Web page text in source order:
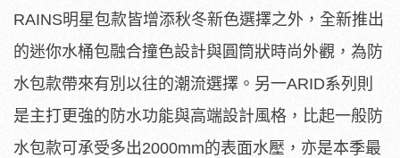
RAINS明星包款皆增添秋冬新色選擇之外，全新推出
的迷你水桶包融合撞色設計與圓筒狀時尚外觀，為防
水包款帶來有別以往的潮流選擇。另一ARID系列則
是主打更強的防水功能與高端設計風格，比起一般防
水包款可承受多出2000mm的表面水壓，亦是本季最